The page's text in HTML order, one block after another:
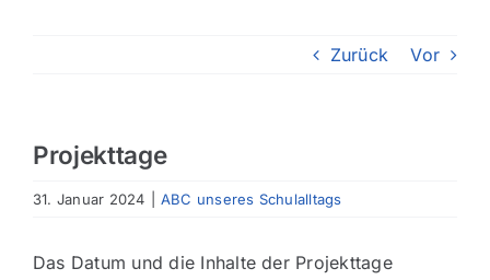
Zurück Vor
Projekttage
31. Januar 2024 ABC unseres Schulalltags
Das Datum und die Inhalte der Projekttage